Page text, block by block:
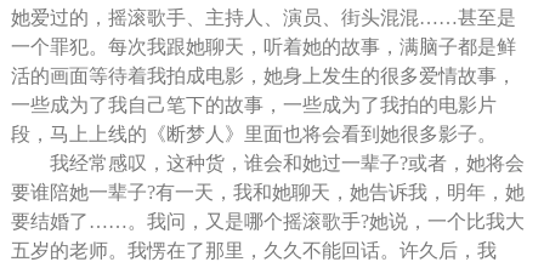
她爱过的，摇滚歌手、主持人、演员、街头混混……甚至是
一个罪犯。每次我跟她聊天，听着她的故事，满脑子都是鲜
活的画面等待着我拍成电影，她身上发生的很多爱情故事，
一些成为了我自己笔下的故事，一些成为了我拍的电影片
段，马上上线的《断梦人》里面也将会看到她很多影子。
我经常感叹，这种货，谁会和她过一辈子?或者，她将会
要谁陪她一辈子?有一天，我和她聊天，她告诉我，明年，她
要结婚了……。我问，又是哪个摇滚歌手?她说，一个比我大
五岁的老师。我愣在了那里，久久不能回话。许久后，我